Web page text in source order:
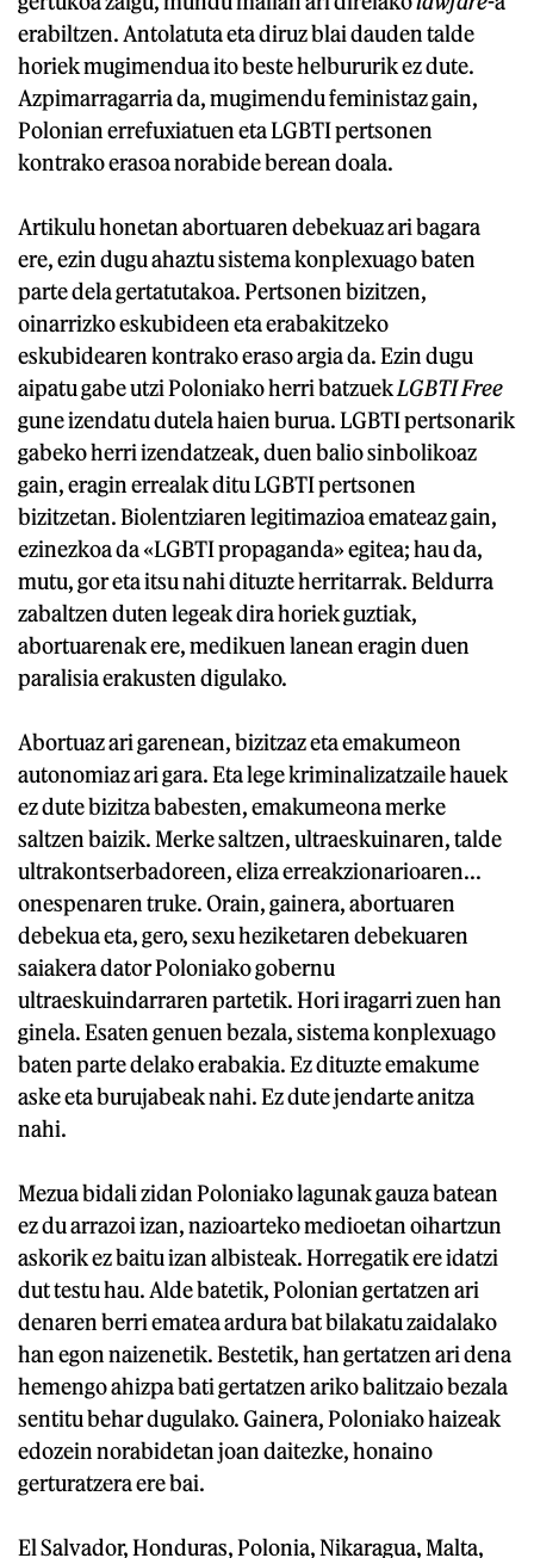
erabiltzen. Antolatuta eta diruz blai dauden talde
horiek mugimendua ito beste helbururik ez dute.
Azpimarragarria da, mugimendu feministaz gain,
Polonian errefuxiatuen eta LGBTI pertsonen
kontrako erasoa norabide berean doala.
Artikulu honetan abortuaren debekuaz ari bagara
ere, ezin dugu ahaztu sistema konplexuago baten
parte dela gertatutakoa. Pertsonen bizitzen,
oinarrizko eskubideen eta erabakitzeko
eskubidearen kontrako eraso argia da. Ezin dugu
aipatu gabe utzi Poloniako herri batzuekLGBTI Free
gune izendatu dutela haien burua. LGBTI pertsonarik
gabeko herri izendatzeak, duen balio sinbolikoaz
gain, eragin errealak ditu LGBTI pertsonen
bizitzetan. Biolentziaren legitimazioa emateaz gain,
ezinezkoa da «LGBTI propaganda» egitea; hau da,
mutu, gor eta itsu nahi dituzte herritarrak. Beldurra
zabaltzen duten legeak dira horiek guztiak,
abortuarenak ere, medikuen lanean eragin duen
paralisia erakusten digulako.
Abortuaz ari garenean, bizitzaz eta emakumeon
autonomiaz ari gara. Eta lege kriminalizatzaile hauek
ez dute bizitza babesten, emakumeona merke
saltzen baizik. Merke saltzen, ultraeskuinaren, talde
ultrakontserbadoreen, eliza erreakzionarioaren...
onespenaren truke. Orain, gainera, abortuaren
debekua eta, gero, sexu heziketaren debekuaren
saiakera dator Poloniako gobernu
ultraeskuindarraren partetik. Hori iragarri zuen han
ginela. Esaten genuen bezala, sistema konplexuago
baten parte delako erabakia. Ez dituzte emakume
aske eta burujabeak nahi. Ez dute jendarte anitza
nahi.
Mezua bidali zidan Poloniako lagunak gauza batean
ez du arrazoi izan, nazioarteko medioetan oihartzun
askorik ez baitu izan albisteak. Horregatik ere idatzi
dut testu hau. Alde batetik, Polonian gertatzen ari
denaren berri ematea ardura bat bilakatu zaidalako
han egon naizenetik. Bestetik, han gertatzen ari dena
hemengo ahizpa bati gertatzen ariko balitzaio bezala
sentitu behar dugulako. Gainera, Poloniako haizeak
edozein norabidetan joan daitezke, honaino
gerturatzera ere bai.
El Salvador, Honduras, Polonia, Nikaragua, Malta,